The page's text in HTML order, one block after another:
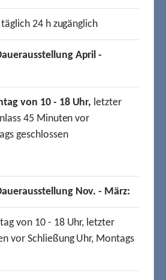
24 h zugänglich
April -
von 10 - 18 Uhr, letzter
45 Minuten vor
geschlossen
Nov. - März:
von 10 - 18 Uhr, letzter
vor Schließung Uhr, Montags